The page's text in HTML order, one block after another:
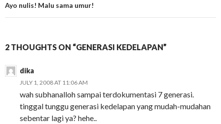
Ayo nulis! Malu sama umur!
2 THOUGHTS ON “GENERASI KEDELAPAN”
dika
JULY 1, 2008 AT 11:06 AM
wah subhanalloh sampai terdokumentasi 7 generasi.
tinggal tunggu generasi kedelapan yang mudah-mudahan
sebentar lagi ya? hehe..